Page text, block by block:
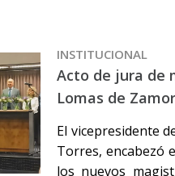
INSTITUCIONAL
Acto de jura de
Lomas de
El vicepresidente
Torres, encabezó
los nuevos